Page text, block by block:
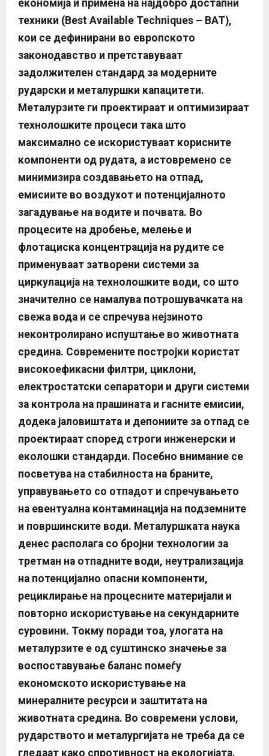
економија и примена на најдобро достапни
техники (Best Available Techniques – BAT),
кои се дефинирани во европското
законодавство и претставуваат
задолжителен стандард за модерните
рударски и металуршки капацитети.
Металурзите ги проектираат и оптимизираат
технолошките процеси така што
максимално се искористуваат корисните
компоненти од рудата, а истовремено се
минимизира создавањето на отпад,
емисиите во воздухот и потенцијалното
загадување на водите и почвата. Во
процесите на дробење, мелење и
флотациска концентрација на рудите се
применуваат затворени системи за
циркулација на технолошките води, со што
значително се намалува потрошувачката на
свежа вода и се спречува нејзиното
неконтролирано испуштање во животната
средина. Современите постројки користат
високоефикасни филтри, циклони,
електростатски сепаратори и други системи
за контрола на прашината и гасните емисии,
додека јаловиштата и депониите за отпад се
проектираат според строги инженерски и
еколошки стандарди. Посебно внимание се
посветува на стабилноста на браните,
управувањето со отпадот и спречувањето
на евентуална контаминација на подземните
и површинските води. Металуршката наука
денес располага со бројни технологии за
третман на отпадните води, неутрализација
на потенцијално опасни компоненти,
рециклирање на процесните материјали и
повторно искористување на секундарните
суровини. Токму поради тоа, улогата на
металурзите е од суштинско значење за
воспоставување баланс помеѓу
економското искористување на
минералните ресурси и заштитата на
животната средина. Во современи услови,
рударството и металургијата не треба да се
гледаат како спротивност на екологијата.